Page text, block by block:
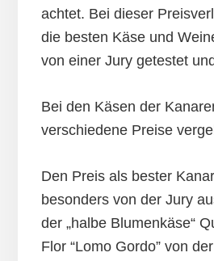
achtet. Bei dieser
die besten Käse und
von einer Jury getestet
Bei den Käsen der
verschiedene Preise
Den Preis als bester
besonders von der Jury
der „halbe Blumenkäse“
Flor “Lomo Gordo” von